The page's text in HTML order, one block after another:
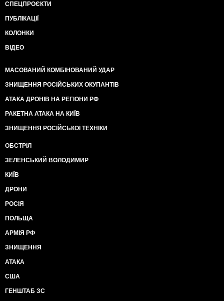
СПЕЦПРОЄКТИ
ПУБЛІКАЦІЇ
КОЛОНКИ
ВІДЕО
МАСОВАНИЙ КОМБІНОВАНИЙ УДАР
ЗНИЩЕННЯ РОСІЙСЬКИХ ОКУПАНТІВ
АТАКА ДРОНІВ НА РЕГІОНИ РФ
РАКЕТНА АТАКА НА КИЇВ
ЗНИЩЕННЯ РОСІЙСЬКОЇ ТЕХНІКИ
ОБСТРІЛ
ЗЕЛЕНСЬКИЙ ВОЛОДИМИР
КИЇВ
ДРОНИ
РОСІЯ
ПОЛЬЩА
АРМІЯ РФ
ЗНИЩЕННЯ
АТАКА
США
ГЕНШТАБ ЗС